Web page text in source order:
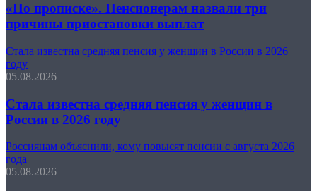
«По прописке». Пенсионерам назвали три
причины приостановки выплат
Стала известна средняя пенсия у женщин в России в 2026
году
05.08.2026
Стала известна средняя пенсия у женщин в
России в 2026 году
Россиянам объяснили, кому повысят пенсии с августа 2026
года
05.08.2026